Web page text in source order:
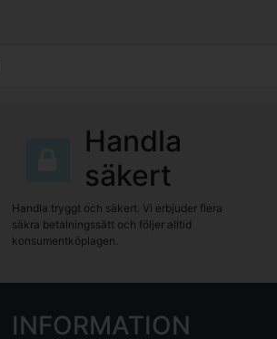
Handla
säkert
Handla tryggt och säkert. Vi erbjuder flera
säkra betalningssätt och följer alltid
konsumentköplagen.
INFORMATION